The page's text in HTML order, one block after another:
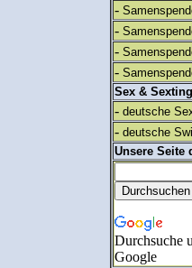
-
-
-
-
Sex &
- deutsche
- deutsche
Unsere Seite
Durchsuche
Google